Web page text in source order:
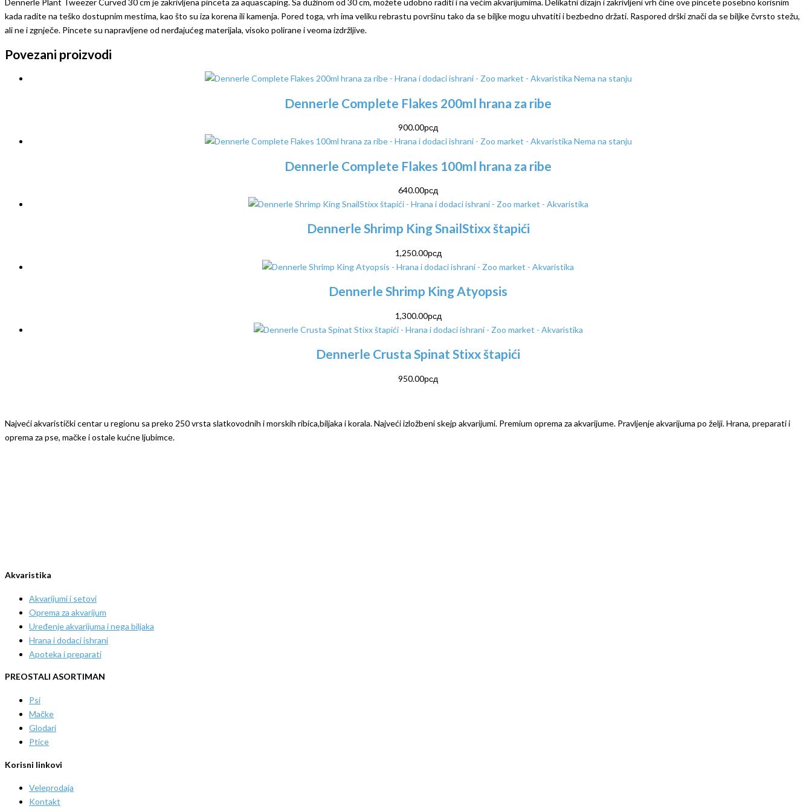
kada radite na teško dostupnim mestima, kao što su iza korena ili kamenja. Pored toga, vrh ima veliku rebrastu površinu tako da se biljke mogu uhvatiti i bezbedno držati. Raspored drški znači da se biljke čvrsto stežu,
ali ne i zgnječe. Pincete su napravljene od nerđajućeg materijala, visoko polirane i veoma izdržljive.
Povezani proizvodi
Nema na stanju
Dennerle Complete Flakes 200ml hrana za ribe
900.00рсд
Nema na stanju
Dennerle Complete Flakes 100ml hrana za ribe
640.00рсд
Dennerle Shrimp King SnailStixx štapići
1,250.00рсд
Dennerle Shrimp King Atyopsis
1,300.00рсд
Dennerle Crusta Spinat Stixx štapići
950.00рсд
Najveći akvaristički centar u regionu sa preko 250 vrsta slatkovodnih i morskih ribica,biljaka i korala. Najveći izložbeni skejp akvarijumi. Premium oprema za akvarijume. Pravljenje akvarijuma po želji. Hrana, preparati i
oprema za pse, mačke i ostale kućne ljubimce.
Akvaristika
Akvarijumi i setovi
Oprema za akvarijum
Uređenje akvarijuma i nega biljaka
Hrana i dodaci ishrani
Apoteka i preparati
PREOSTALI ASORTIMAN
Psi
Mačke
Glodari
Ptice
Korisni linkovi
Veleprodaja
Kontakt